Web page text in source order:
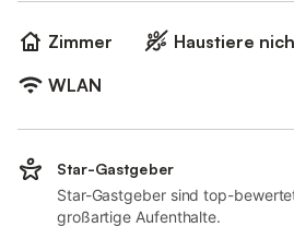
Zimmer
Haustiere
WLAN
Star-Gastgeber
Star-Gastgeber sind top-
großartige Aufenthalte.